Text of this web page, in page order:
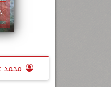
محمد